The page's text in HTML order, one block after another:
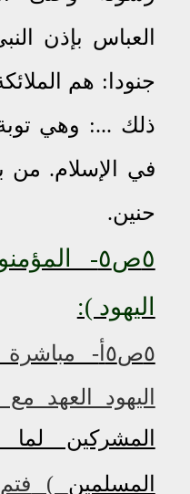
العباس بإذن
جنودا: هم
ذلك ...: وهي
في الإسلام. من
حنين.
٥ص٥
-
اليهود ):
٥ص٥أ - مباشرة
اليهود العهد
المشركين
المسلمين )